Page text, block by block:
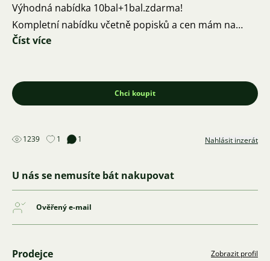
Výhodná nabídka 10bal+1bal.zdarma!
Kompletní nabídku včetně popisků a cen mám na
svých stránkách
Děkuji za Vaši zpětnou vazbu.
Díky moc a ať se Vám daří 🍀 🦐 🍀
Číst více
Chci koupit
1239 1 1 Nahlásit inzerát
U nás se nemusíte bát nakupovat
Ověřený e-mail
Prodejce Zobrazit profil